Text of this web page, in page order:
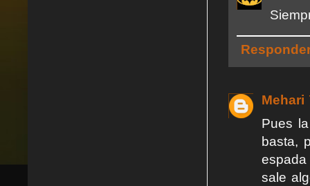
Mehari
Pues
basta,
sale